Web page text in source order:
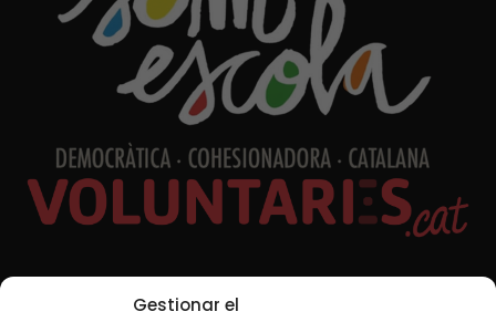
Gestionar el
Xarxes Socials